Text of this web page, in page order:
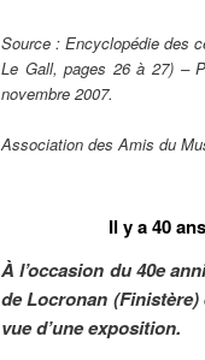
Source : Encyclopédie des
Le Gall, pages 26 à 27) –
novembre 2007.
Association des Amis du
Il y a 40
À l’occasion du 40e
de Locronan
vue d’une exposition.